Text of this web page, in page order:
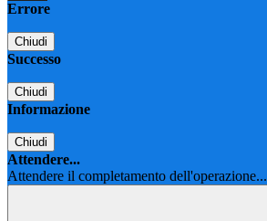
Errore
Chiudi
Successo
Chiudi
Informazione
Chiudi
Attendere...
Attendere il completamento dell'operazione...